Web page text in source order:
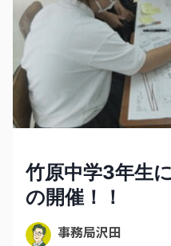
竹原中学3年生
の開催！！
事務局沢田